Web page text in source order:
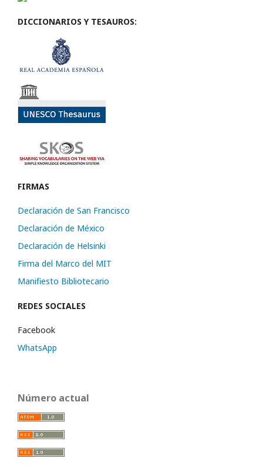
DICCIONARIOS Y TESAUROS:
FIRMAS
Declaración de San Francisco
Declaración de México
Declaración de Helsinki
Firma del Marco del MIT
Manifiesto Bibliotecario
REDES SOCIALES
Facebook
WhatsApp
Número actual